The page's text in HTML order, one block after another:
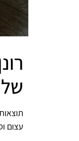
עצום